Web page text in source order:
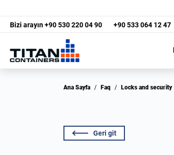
Bizi arayın+90 530 220 04 90 +90 533 064 12 47
Ana Sayfa / Faq / Locks and security
Geri git